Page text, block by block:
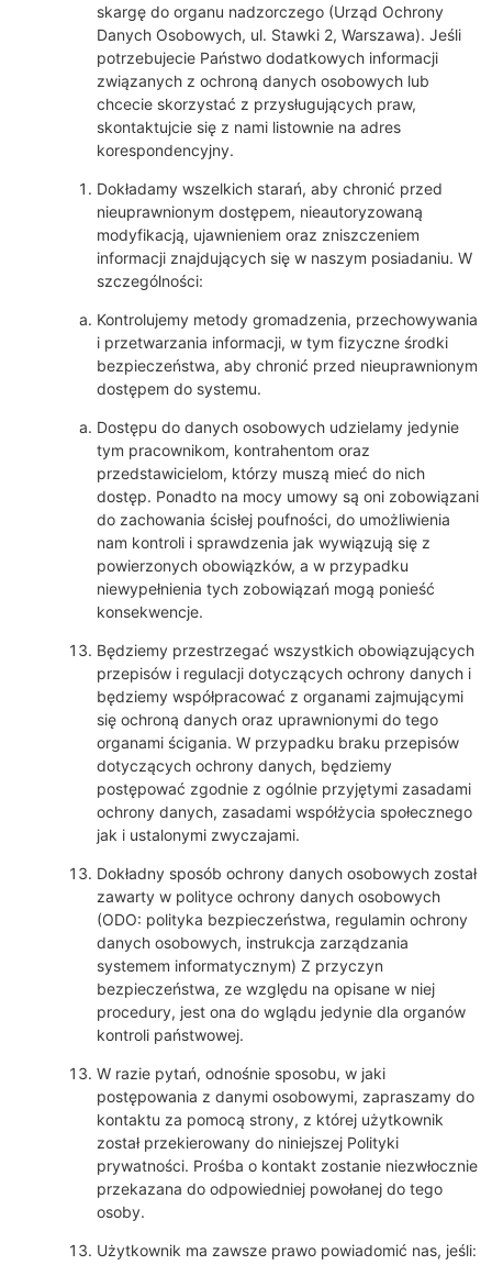
skargę do organu nadzorczego (Urząd Ochrony
Danych Osobowych, ul. Stawki 2, Warszawa). Jeśli
potrzebujecie Państwo dodatkowych informacji
związanych z ochroną danych osobowych lub
chcecie skorzystać z przysługujących praw,
skontaktujcie się z nami listownie na adres
korespondencyjny.
Dokładamy wszelkich starań, aby chronić przed
nieuprawnionym dostępem, nieautoryzowaną
modyfikacją, ujawnieniem oraz zniszczeniem
informacji znajdujących się w naszym posiadaniu. W
szczególności:
Kontrolujemy metody gromadzenia, przechowywania
i przetwarzania informacji, w tym fizyczne środki
bezpieczeństwa, aby chronić przed nieuprawnionym
dostępem do systemu.
Dostępu do danych osobowych udzielamy jedynie
tym pracownikom, kontrahentom oraz
przedstawicielom, którzy muszą mieć do nich
dostęp. Ponadto na mocy umowy są oni zobowiązani
do zachowania ścisłej poufności, do umożliwienia
nam kontroli i sprawdzenia jak wywiązują się z
powierzonych obowiązków, a w przypadku
niewypełnienia tych zobowiązań mogą ponieść
konsekwencje.
Będziemy przestrzegać wszystkich obowiązujących
przepisów i regulacji dotyczących ochrony danych i
będziemy współpracować z organami zajmującymi
się ochroną danych oraz uprawnionymi do tego
organami ścigania. W przypadku braku przepisów
dotyczących ochrony danych, będziemy
postępować zgodnie z ogólnie przyjętymi zasadami
ochrony danych, zasadami współżycia społecznego
jak i ustalonymi zwyczajami.
Dokładny sposób ochrony danych osobowych został
zawarty w polityce ochrony danych osobowych
(ODO: polityka bezpieczeństwa, regulamin ochrony
danych osobowych, instrukcja zarządzania
systemem informatycznym) Z przyczyn
bezpieczeństwa, ze względu na opisane w niej
procedury, jest ona do wglądu jedynie dla organów
kontroli państwowej.
W razie pytań, odnośnie sposobu, w jaki
postępowania z danymi osobowymi, zapraszamy do
kontaktu za pomocą strony, z której użytkownik
został przekierowany do niniejszej Polityki
prywatności. Prośba o kontakt zostanie niezwłocznie
przekazana do odpowiedniej powołanej do tego
osoby.
Użytkownik ma zawsze prawo powiadomić nas, jeśli: